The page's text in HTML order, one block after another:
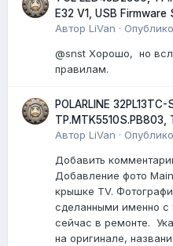
E32 V1, USB Firmware
Автор LiVan ·
@snst Хорошо, но
правилам.
POLARLINE
TP.MTK5510S.PB803,
Автор LiVan ·
Добавить
Добавление фото
крышке TV.
сделанными именно с
сейчас в ремонте.
на оригинале,